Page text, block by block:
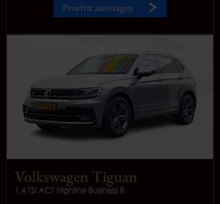
Proefrit aanvragen
Volkswagen Tiguan
1.4 TSI ACT Highline Business R